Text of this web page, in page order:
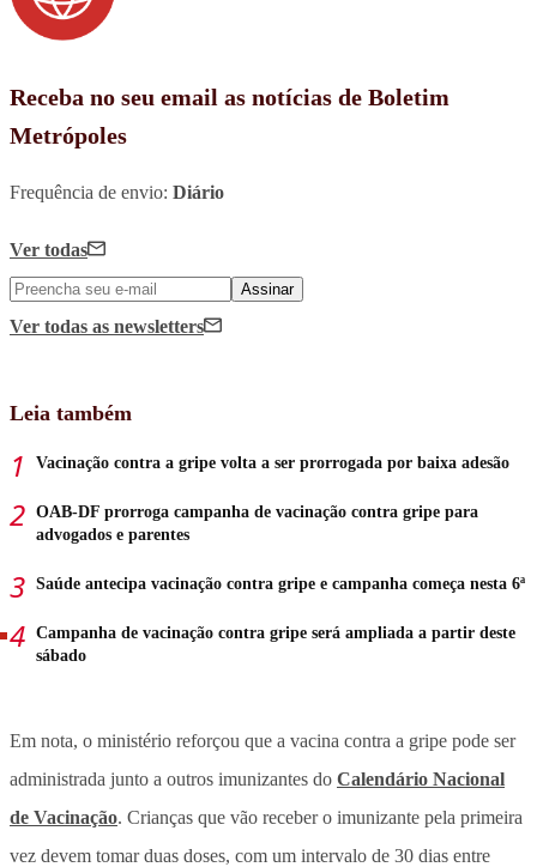
Receba no seu email as notícias de Boletim
Metrópoles
Frequência de envio: Diário
Ver todas
Assinar
Ver todas as newsletters
Leia também
Vacinação contra a gripe volta a ser prorrogada por baixa adesão
OAB-DF prorroga campanha de vacinação contra gripe para
advogados e parentes
Saúde antecipa vacinação contra gripe e campanha começa nesta 6ª
Campanha de vacinação contra gripe será ampliada a partir deste
sábado
Em nota, o ministério reforçou que a vacina contra a gripe pode ser
administrada junto a outros imunizantes do Calendário Nacional
de Vacinação. Crianças que vão receber o imunizante pela primeira
vez devem tomar duas doses, com um intervalo de 30 dias entre